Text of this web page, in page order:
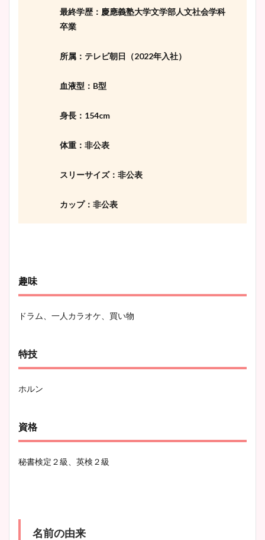
かわいい！カップや水着姿も
最終学歴：慶應義塾大学文学部人文社会学科
卒業
所属：テレビ朝日（2022年入社）
血液型：B型
身長：154cm
体重：非公表
スリーサイズ：非公表
カップ：非公表
趣味
ドラム、一人カラオケ、買い物
特技
ホルン
資格
秘書検定２級、英検２級
名前の由来